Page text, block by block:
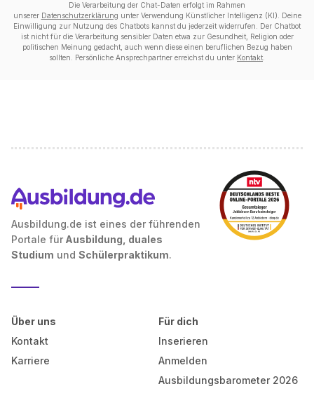
Die Verarbeitung der Chat-Daten erfolgt im Rahmen
unserer Datenschutzerklärung unter Verwendung Künstlicher Intelligenz (KI). Deine
Einwilligung zur Nutzung des Chatbots kannst du jederzeit widerrufen. Der Chatbot
ist nicht für die Verarbeitung sensibler Daten etwa zur Gesundheit, Religion oder
politischen Meinung gedacht, auch wenn diese einen beruflichen Bezug haben
sollten. Persönliche Ansprechpartner erreichst du unter Kontakt
Ausbildung.de ist eines der führenden
Portale für Ausbildung, duales
Studium und Schülerpraktikum.
Über uns
Kontakt
Karriere
Für dich
Inserieren
Anmelden
Ausbildungsbarometer 2026